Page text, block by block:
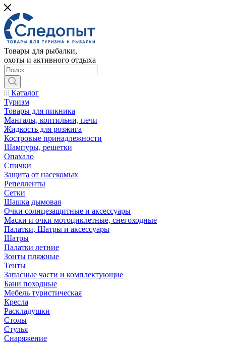
Товары для рыбалки,
охоты и активного отдыха
Каталог
Туризм
Товары для пикника
Мангалы, коптильни, печи
Жидкость для розжига
Костровые принадлежности
Шампуры, решетки
Опахало
Спички
Защита от насекомых
Репелленты
Сетки
Шашка дымовая
Очки солнцезащитные и аксессуары
Маски и очки мотоциклетные, снегоходные
Палатки, Шатры и аксессуары
Шатры
Палатки летние
Зонты пляжные
Тенты
Запасные части и комплектующие
Бани походные
Мебель туристическая
Кресла
Раскладушки
Столы
Стулья
Снаряжение